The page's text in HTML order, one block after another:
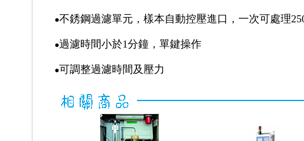
●不銹鋼過濾單元，樣本自動控壓進口，一次可處理
●過濾時間小於1分鐘，單鍵操作
●可調整過濾時間及壓力